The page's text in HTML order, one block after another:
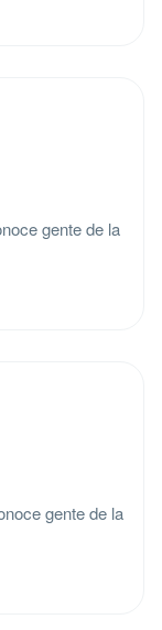
gente de la
gente de la